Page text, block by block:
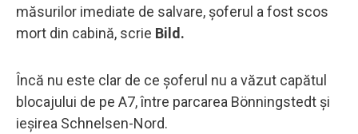
măsurilor imediate de salvare, șoferul a fost scos
mort din cabină, scrie Bild.
Încă nu este clar de ce șoferul nu a văzut capătul
blocajului de pe A7, între parcarea Bönningstedt și
ieșirea Schnelsen-Nord.